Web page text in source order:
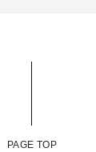
PAGE TOP